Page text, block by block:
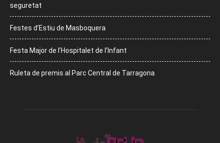
seguretat
Festes d’Estiu de Masboquera
Festa Major de l’Hospitalet de l’Infant
Ruleta de premis al Parc Central de Tarragona